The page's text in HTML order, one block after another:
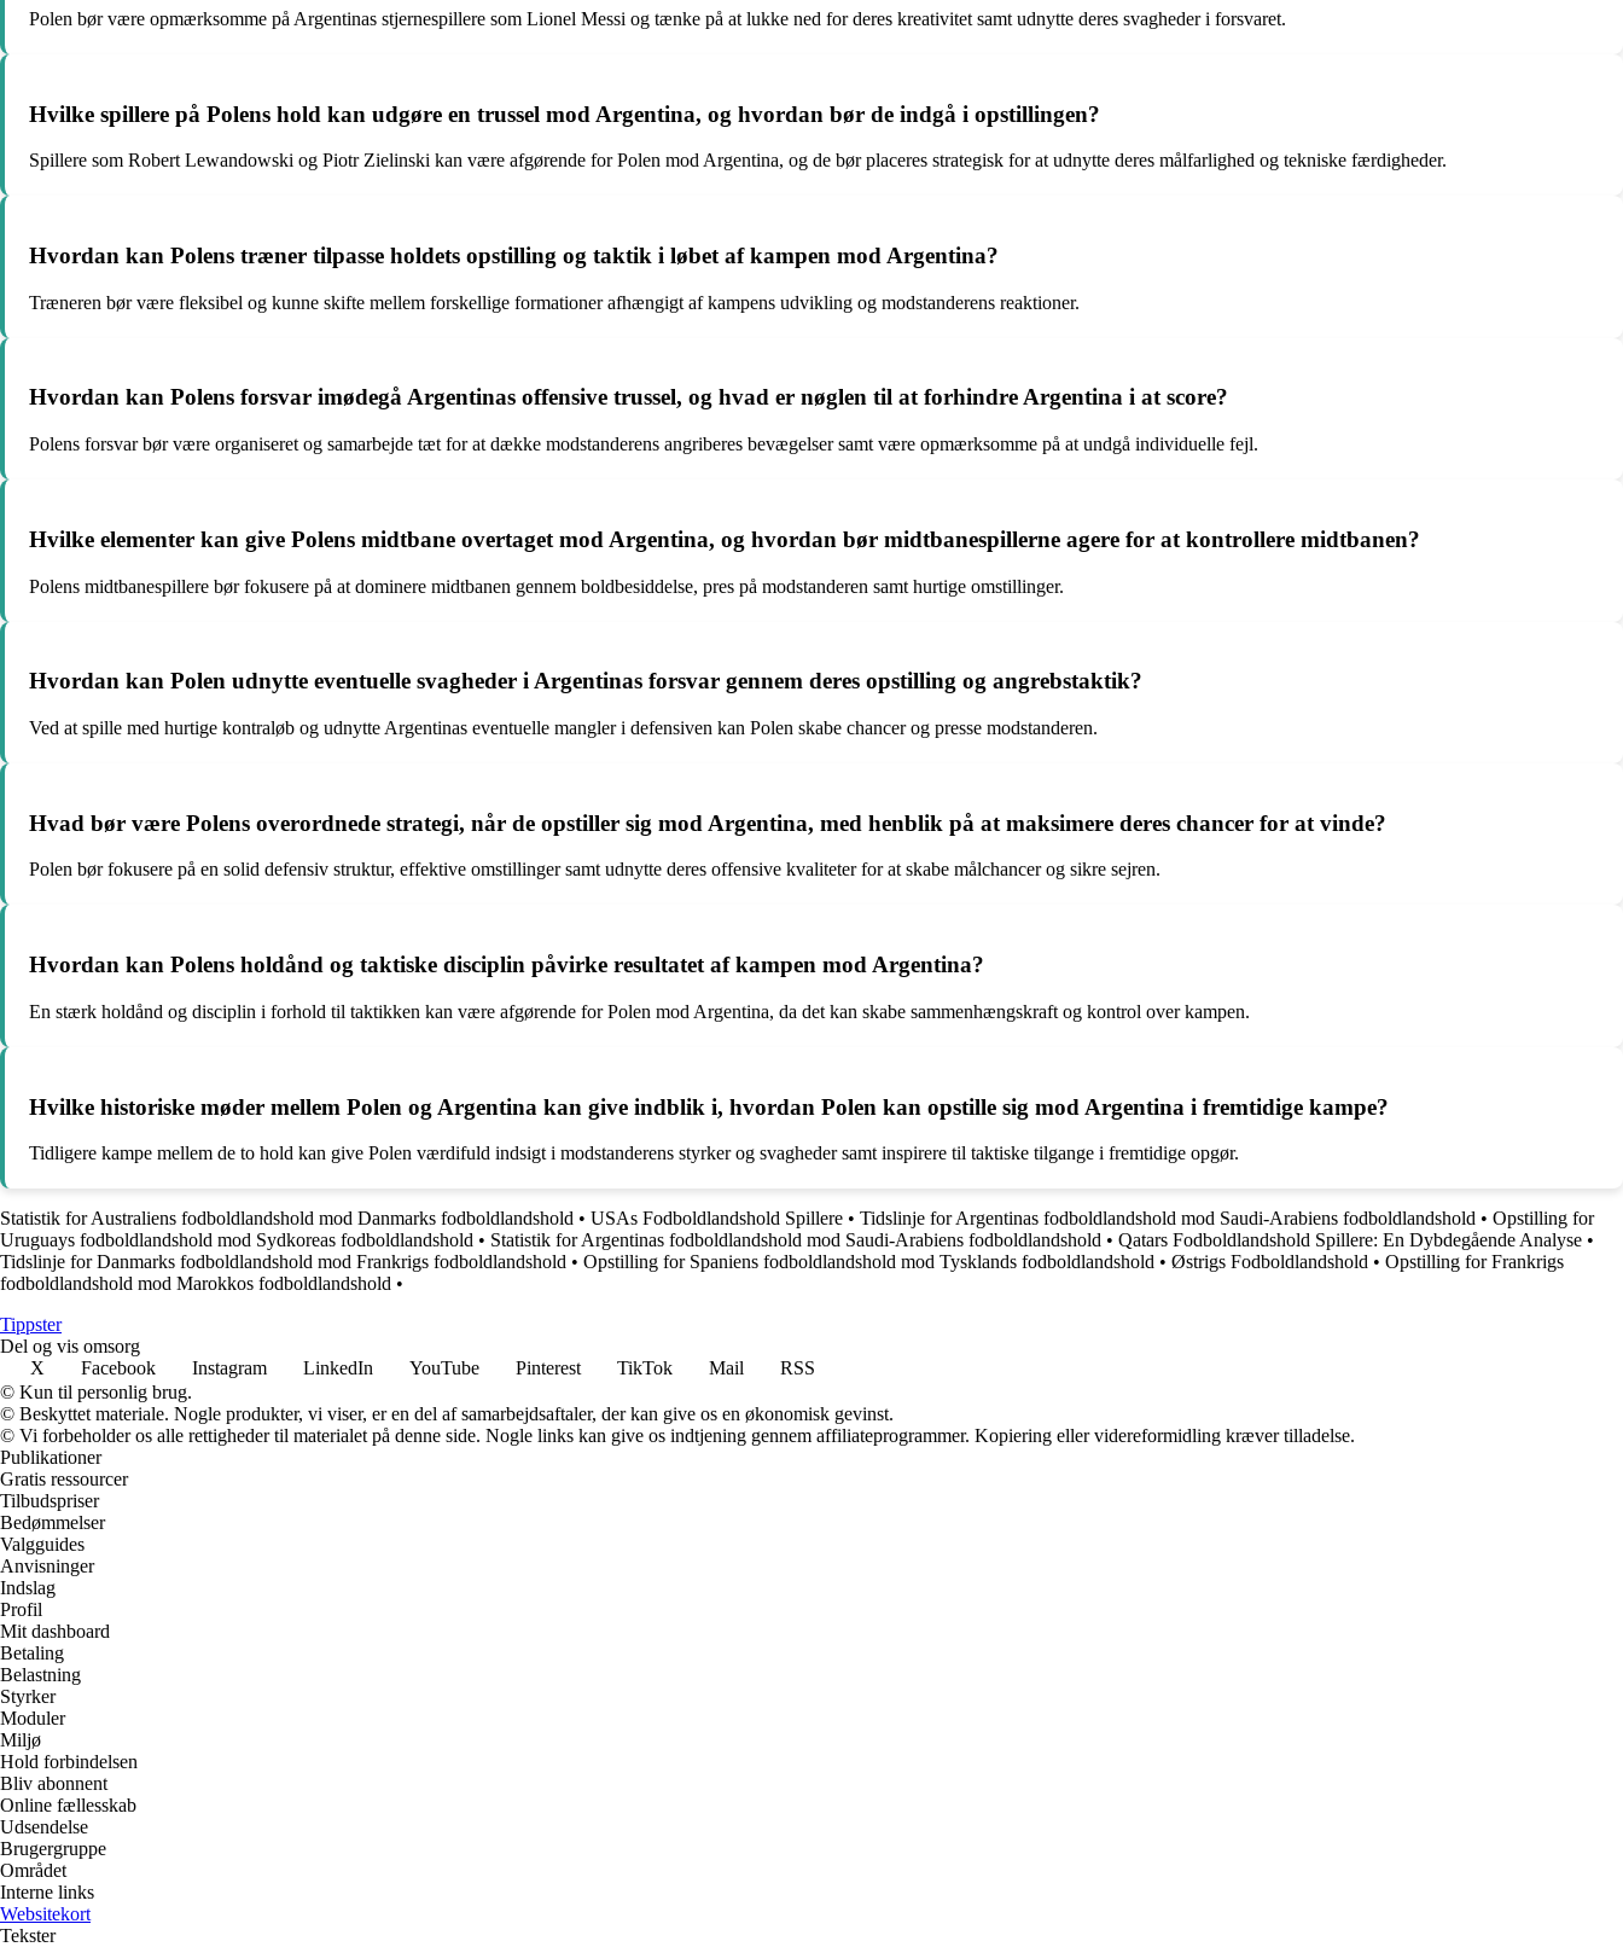
Polen bør være opmærksomme på Argentinas stjernespillere som Lionel Messi og tænke på at lukke ned for deres kreativitet samt udnytte deres svagheder i forsvaret.
Hvilke spillere på Polens hold kan udgøre en trussel mod Argentina, og hvordan bør de indgå i opstillingen?
Spillere som Robert Lewandowski og Piotr Zielinski kan være afgørende for Polen mod Argentina, og de bør placeres strategisk for at udnytte deres målfarlighed og tekniske færdigheder.
Hvordan kan Polens træner tilpasse holdets opstilling og taktik i løbet af kampen mod Argentina?
Træneren bør være fleksibel og kunne skifte mellem forskellige formationer afhængigt af kampens udvikling og modstanderens reaktioner.
Hvordan kan Polens forsvar imødegå Argentinas offensive trussel, og hvad er nøglen til at forhindre Argentina i at score?
Polens forsvar bør være organiseret og samarbejde tæt for at dække modstanderens angriberes bevægelser samt være opmærksomme på at undgå individuelle fejl.
Hvilke elementer kan give Polens midtbane overtaget mod Argentina, og hvordan bør midtbanespillerne agere for at kontrollere midtbanen?
Polens midtbanespillere bør fokusere på at dominere midtbanen gennem boldbesiddelse, pres på modstanderen samt hurtige omstillinger.
Hvordan kan Polen udnytte eventuelle svagheder i Argentinas forsvar gennem deres opstilling og angrebstaktik?
Ved at spille med hurtige kontraløb og udnytte Argentinas eventuelle mangler i defensiven kan Polen skabe chancer og presse modstanderen.
Hvad bør være Polens overordnede strategi, når de opstiller sig mod Argentina, med henblik på at maksimere deres chancer for at vinde?
Polen bør fokusere på en solid defensiv struktur, effektive omstillinger samt udnytte deres offensive kvaliteter for at skabe målchancer og sikre sejren.
Hvordan kan Polens holdånd og taktiske disciplin påvirke resultatet af kampen mod Argentina?
En stærk holdånd og disciplin i forhold til taktikken kan være afgørende for Polen mod Argentina, da det kan skabe sammenhængskraft og kontrol over kampen.
Hvilke historiske møder mellem Polen og Argentina kan give indblik i, hvordan Polen kan opstille sig mod Argentina i fremtidige kampe?
Tidligere kampe mellem de to hold kan give Polen værdifuld indsigt i modstanderens styrker og svagheder samt inspirere til taktiske tilgange i fremtidige opgør.
Statistik for Australiens fodboldlandshold mod Danmarks fodboldlandshold • USAs Fodboldlandshold Spillere • Tidslinje for Argentinas fodboldlandshold mod Saudi-Arabiens fodboldlandshold • Opstilling for
Uruguays fodboldlandshold mod Sydkoreas fodboldlandshold • Statistik for Argentinas fodboldlandshold mod Saudi-Arabiens fodboldlandshold • Qatars Fodboldlandshold Spillere: En Dybdegående Analyse •
Tidslinje for Danmarks fodboldlandshold mod Frankrigs fodboldlandshold • Opstilling for Spaniens fodboldlandshold mod Tysklands fodboldlandshold • Østrigs Fodboldlandshold • Opstilling for Frankrigs
fodboldlandshold mod Marokkos fodboldlandshold •
Tippster
Del og vis omsorg
X
Facebook Instagram LinkedIn YouTube Pinterest TikTok Mail
RSS
© Kun til personlig brug.
© Beskyttet materiale. Nogle produkter, vi viser, er en del af samarbejdsaftaler, der kan give os en økonomisk gevinst.
© Vi forbeholder os alle rettigheder til materialet på denne side. Nogle links kan give os indtjening gennem affiliateprogrammer. Kopiering eller videreformidling kræver tilladelse.
Publikationer
Gratis ressourcer
Tilbudspriser
Bedømmelser
Valgguides
Anvisninger
Indslag
Profil
Mit dashboard
Betaling
Belastning
Styrker
Moduler
Miljø
Hold forbindelsen
Bliv abonnent
Online fællesskab
Udsendelse
Brugergruppe
Området
Interne links
Websitekort
Tekster